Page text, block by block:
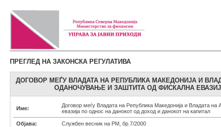
ПРЕГЛЕД НА ЗАКОНСКА РЕГУЛАТИВА
ДОГОВОР МЕЃУ ВЛАДАТА НА РЕПУБЛИКА МАКЕДОНИЈА И
ОДАНОЧУВАЊЕ И ЗАШТИТА ОД ФИСКАЛНА
Име:
Договор меѓу Владата на Република Македонија и Владата
евазија по однос на данокот од доход и данокот на капитал
Објава: Службен весник на РМ, бр.7/2000